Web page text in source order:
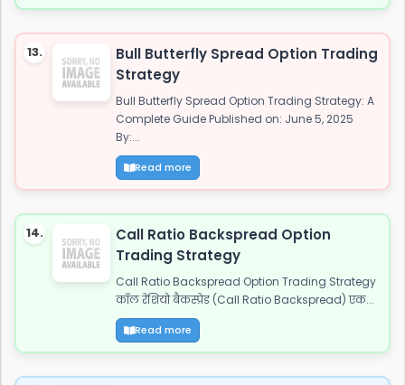
13.
Bull Butterfly Spread Option Trading
Strategy
Bull Butterfly Spread Option Trading Strategy: A
Complete Guide Published on: June 5, 2025
By:...
Read more
14.
Call Ratio Backspread Option
Trading Strategy
Call Ratio Backspread Option Trading Strategy
कॉल रेशियो बैकस्प्रेड (Call Ratio Backspread) एक...
Read more